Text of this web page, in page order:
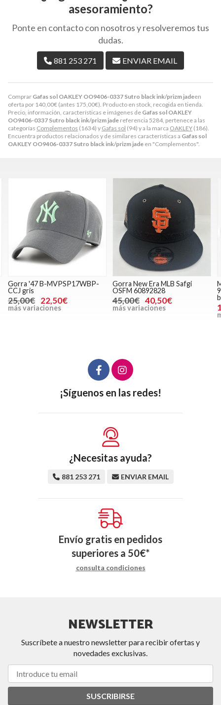
Comprar Gafas sol OAKLEY OO9406-0337 Sutro black ink/prizm jadeen
oferta por 140,00€ (antes 175,00€). Producto en stock, recogida en tienda.
Precio, información, características e imágenes de Gafas sol OAKLEY
OO9406-0337 Sutro black ink/prizm jade referencia 5284, pertenece a las
categorías Complementos (1634) y Gafas sol (94) y a la marca OAKLEY (186).
Encuentra productos relacionados y de similares características a Gafas sol
OAKLEY OO9406-0337 Sutro black ink/prizm jade en "Complementos".
asesoramiento?
Ponte en contacto con nosotros y resolveremos tus
dudas.
881 253 271 ENVIAR EMAIL
Gorra '47 B-MVPSP17WBP-
CCJ gris
25,00€ 22,50€
más variaciones
Gorra New Era MLB Safgi
OSFM 60892828
45,00€ 40,50€
más variaciones
¡Síguenos en las redes!
¿Necesitas ayuda?
881 253 271 ENVIAR EMAIL
Envío gratis en pedidos
superiores a 50€*
consulta condiciones
NEWSLETTER
Suscríbete a nuestro newsletter para recibir ofertas y
novedades exclusivas.
SUSCRIBIRSE